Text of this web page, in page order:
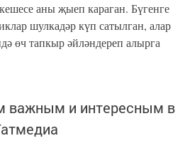
аны җыеп караган. Бүгенге
шулкадәр күп сатылган, алар
өч тапкыр әйләндереп алырга
важным и интересным в